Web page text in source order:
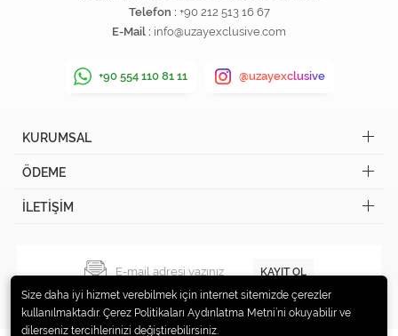
Telefon : +90 212 513 16 67
E-Mail : info@uzayexclusive.com
+90 554 110 81 11 @uzayexclusive
KURUMSAL
ÖDEME
İLETİŞİM
KAYIT OL
Size daha iyi hizmet verebilmek için internet sitemizde çerezler
kullanılmaktadır. Çerez Politikaları Aydınlatma Metni’ni okuyabilir ve
dilerseniz tercihlerinizi değiştirebilirsiniz.